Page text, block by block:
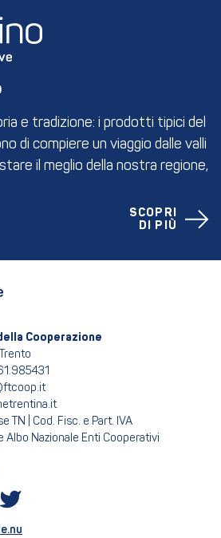
e tradizione: i prodotti tipici del
di compiere un viaggio dalle valli
il meglio della nostra regione,
SCOPRI
DI PIÙ
Cooperazione
TN | Cod. Fisc. e Part. IVA
Nazionale Enti Cooperativi